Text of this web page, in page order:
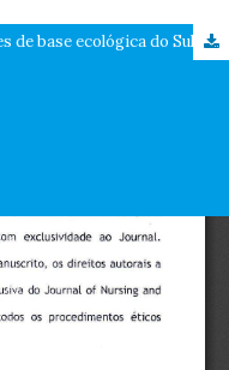
Cuidado em saúde pelos agricultores de base ecológica do Sul do Brasil